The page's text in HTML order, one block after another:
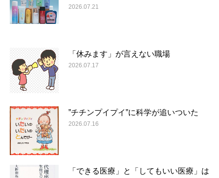
2026.07.21
「休みます」が言えない職場
2026.07.17
”チチンプイプイ”に科学が追いついた
2026.07.16
「できる医療」と「してもいい医療」は